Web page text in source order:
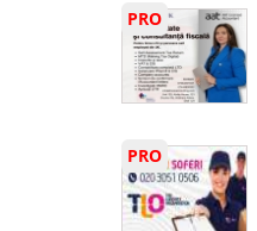
PRO
PRO